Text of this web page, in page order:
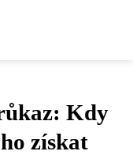
Kdy
získat